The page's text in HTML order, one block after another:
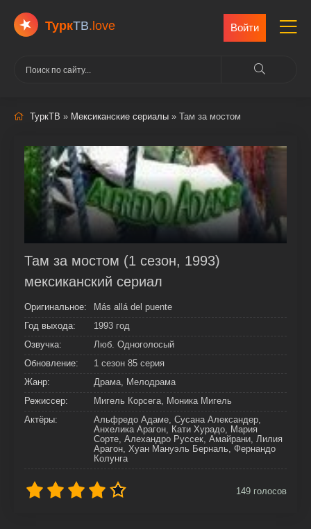
ТуркТВ.love Войти
ТуркТВ » Мексиканские сериалы » Там за мостом
Там за мостом (1 сезон, 1993)
мексиканский сериал
Оригинальное:
Más allá del puente
Год выхода:
1993 год
Озвучка:
Люб. Одноголосый
Обновление:
1 сезон 85 серия
Жанр:
Драма, Мелодрама
Режиссер:
Мигель Корсега, Моника Мигель
Актёры:
Альфредо Адаме, Сусана Александер,
Анхелика Арагон, Кати Хурадо, Мария
Сорте, Алехандро Руссек, Амайрани, Лилия
Арагон, Хуан Мануэль Берналь, Фернандо
Колунга
149 голосов